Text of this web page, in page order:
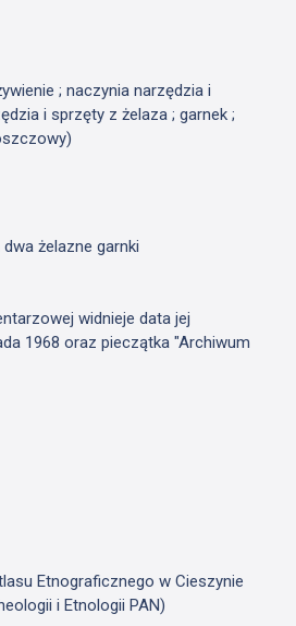
; naczynia narzędzia i
i sprzęty z żelaza ; garnek ;
żelazne garnki
widnieje data jej
1968 oraz pieczątka "Archiwum
Etnograficznego w Cieszynie
i Etnologii PAN)